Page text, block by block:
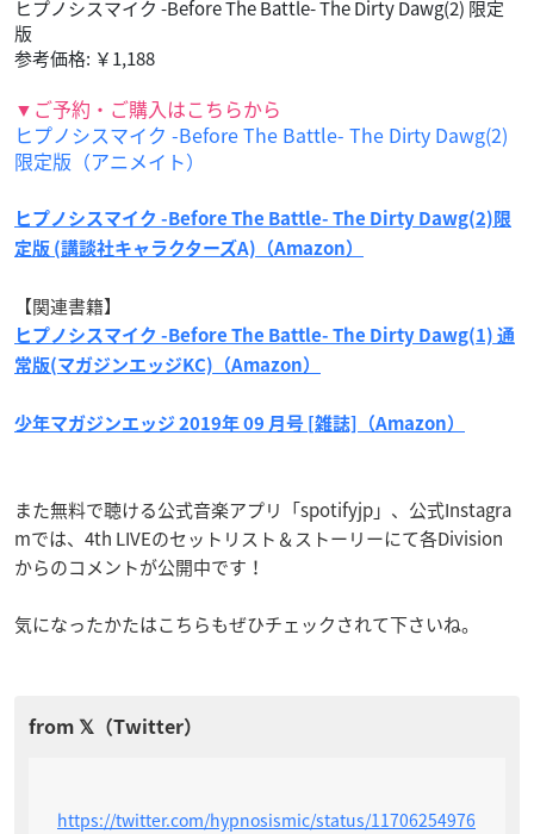
ヒプノシスマイク -Before The Battle- The Dirty Dawg(2) 限定
版
参考価格: ￥1,188
▼ご予約・ご購入はこちらから
ヒプノシスマイク -Before The Battle- The Dirty Dawg(2)
限定版（アニメイト）
ヒプノシスマイク -Before The Battle- The Dirty Dawg(2)限
定版 (講談社キャラクターズA)（Amazon）
【関連書籍】
ヒプノシスマイク -Before The Battle- The Dirty Dawg(1) 通
常版(マガジンエッジKC)（Amazon）
少年マガジンエッジ 2019年 09 月号 [雑誌]（Amazon）
また無料で聴ける公式音楽アプリ「spotifyjp」、公式Instagra
mでは、4th LIVEのセットリスト＆ストーリーにて各Division
からのコメントが公開中です！
気になったかたはこちらもぜひチェックされて下さいね。
https://twitter.com/hypnosismic/status/11706254976